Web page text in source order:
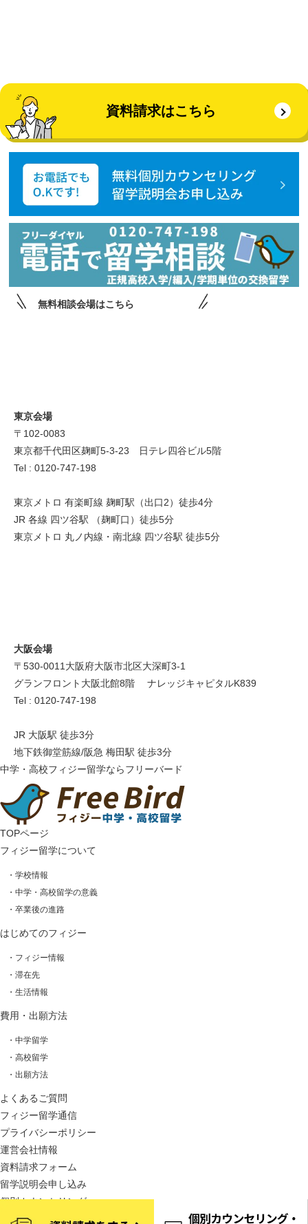
資料請求はこちら
無料相談会場はこちら
東京会場
〒102-0083
東京都千代田区麹町5-3-23 日テレ四谷ビル5階
Tel : 0120-747-198
東京メトロ 有楽町線 麹町駅（出口2）徒歩4分
JR 各線 四ツ谷駅 （麹町口）徒歩5分
東京メトロ 丸ノ内線・南北線 四ツ谷駅 徒歩5分
大阪会場
〒530-0011 大阪府大阪市北区大深町3-1
グランフロント大阪北館8階 ナレッジキャピタルK839
Tel : 0120-747-198
JR 大阪駅 徒歩3分
地下鉄御堂筋線/阪急 梅田駅 徒歩3分
中学・高校フィジー留学ならフリーバード
TOPページ
フィジー留学について
・学校情報
・中学・高校留学の意義
・卒業後の進路
はじめてのフィジー
・フィジー情報
・滞在先
・生活情報
費用・出願方法
・中学留学
・高校留学
・出願方法
よくあるご質問
フィジー留学通信
プライバシーポリシー
運営会社情報
資料請求フォーム
留学説明会申し込み
個別カウンセリング
お問い合わせ